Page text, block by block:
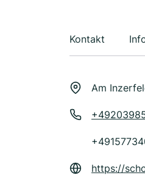
Kontakt
Am
https://